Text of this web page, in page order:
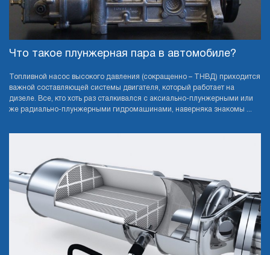
Что такое плунжерная пара в автомобиле?
Топливной насос высокого давления (сокращенно – ТНВД) приходится
важной составляющей системы двигателя, который работает на
дизеле. Все, кто хоть раз сталкивался с аксиально-плунжерными или
же радиально-плунжерными гидромашинами, наверняка знакомы ...